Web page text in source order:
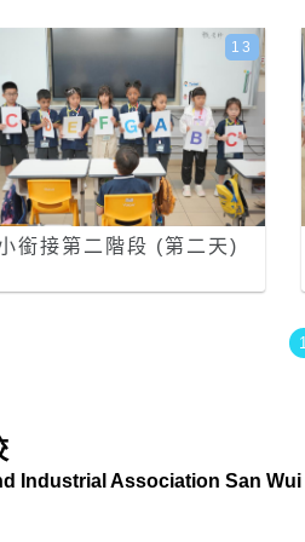
銜接第二階段 (第二天)
13
Industrial Association San Wui